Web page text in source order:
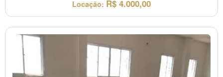
Locação: R$ 4.000,00